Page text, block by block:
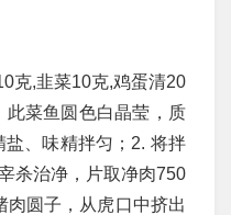
克,韭菜10克,鸡蛋清20
此菜鱼圆色白晶莹，质
、味精拌匀；2. 将拌
杀治净，片取净肉750
肉圆子，从虎口中挤出